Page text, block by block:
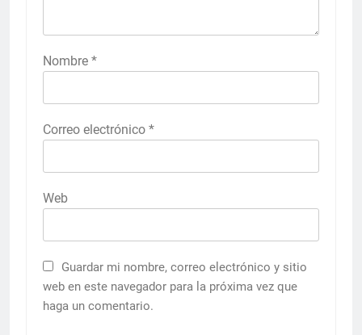
Nombre *
Correo electrónico *
Web
Guardar mi nombre, correo electrónico y sitio
web en este navegador para la próxima vez que
haga un comentario.